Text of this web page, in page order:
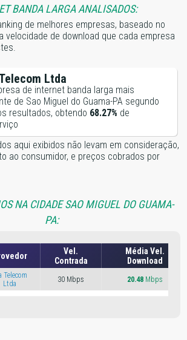
BANDA LARGA ANALISADOS:
de melhores empresas, baseado no
velocidade de download que cada empresa
Ltda
de internet banda larga mais
de Sao Miguel do Guama-PA segundo
resultados, obtendo 68.27% de
aqui exibidos não levam em consideração,
ao consumidor, e preços cobrados por
NA CIDADE SAO MIGUEL DO GUAMA-
PA:
Vel.
Contrada
Média Vel.
Download
Telecom
Ltda
30 Mbps 20.48 Mbps